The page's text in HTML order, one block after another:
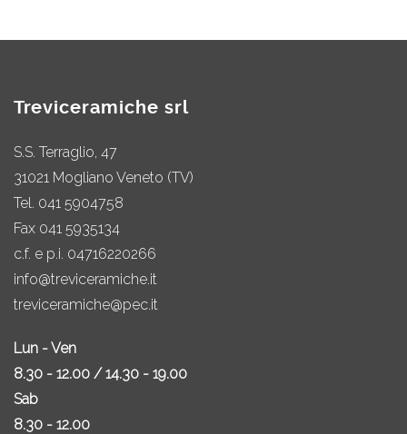
Treviceramiche srl
S.S. Terraglio, 47
31021 Mogliano Veneto (TV)
Tel. 041 5904758
Fax 041 5935134
c.f. e p.i. 04716220266
info@treviceramiche.it
treviceramiche@pec.it
Lun - Ven
8.30 - 12.00 / 14.30 - 19.00
Sab
8.30 - 12.00